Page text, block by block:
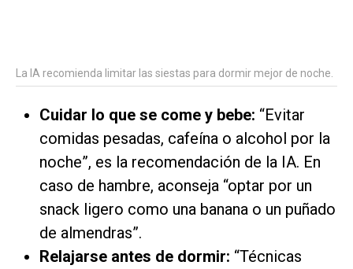
La IA recomienda limitar las siestas para dormir mejor de noche.
Cuidar lo que se come y bebe: “Evitar
comidas pesadas, cafeína o alcohol por la
noche”, es la recomendación de la IA. En
caso de hambre, aconseja “optar por un
snack ligero como una banana o un puñado
de almendras”.
Relajarse antes de dormir: “Técnicas